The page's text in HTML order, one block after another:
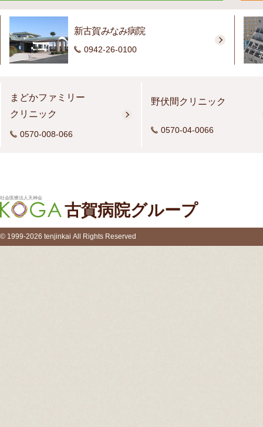
新古賀みなみ病院
0942-26-0100
まどかファミリー
クリニック
0570-008-066
野伏間クリニック
0570-04-0066
社会医療法人天神会
古賀病院グループ
© 1999-2026 tenjinkai All Rights Reserved